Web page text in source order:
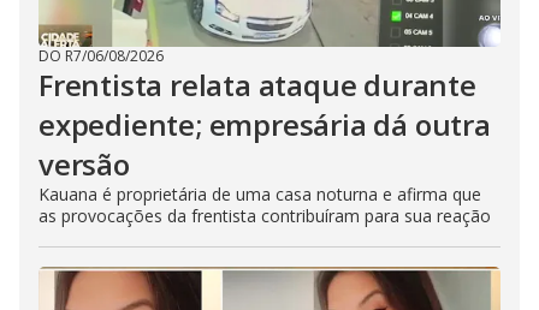
DO R7/06/08/2026
Frentista relata ataque durante
expediente; empresária dá outra
versão
Kauana é proprietária de uma casa noturna e afirma que
as provocações da frentista contribuíram para sua reação